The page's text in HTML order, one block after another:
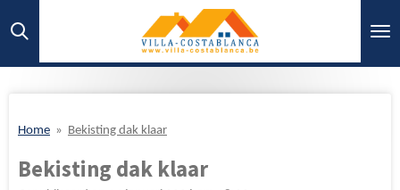
direct
Home » Bekisting dak klaar
Bekisting dak klaar